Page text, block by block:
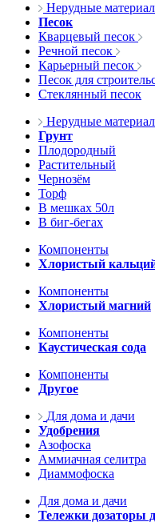
Нерудные
Песок
Кварцевый песок
Речной песок
Карьерный песок
Песок для
Стеклянный песок
Нерудные
Грунт
Плодородный
Растительный
Чернозём
Торф
В мешках 50л
В биг-бегах
Компоненты
Хлористый
Компоненты
Хлористый магний
Компоненты
Каустическая сода
Компоненты
Другое
Для дома и дачи
Удобрения
Азофоска
Аммиачная селитра
Диаммофоска
Для дома и дачи
Тележки дозаторы